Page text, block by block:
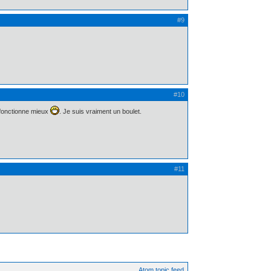
#9
#10
mieux . Je suis vraiment un boulet.
#11